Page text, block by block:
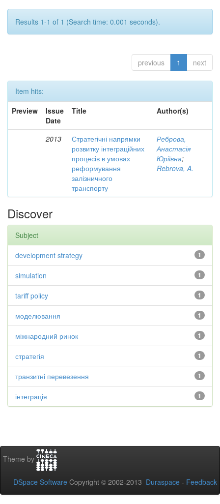
Results 1-1 of 1 (Search time: 0.001 seconds).
previous 1 next
Item hits:
Preview
Issue
Date
Title Author(s)
2013
Стратегічні напрямки
розвитку інтеграційних
процесів в умовах
реформування
залізничного
транспорту
Реброва,
Анастасія
Юріївна;
Rebrova, A.
Discover
Subject
1
development strategy
1
simulation
1
tariff policy
1
моделювання
1
міжнародний ринок
1
стратегія
1
транзитні перевезення
1
інтеграція
Theme by
DSpace Software Copyright © 2002-2013 Duraspace - Feedback